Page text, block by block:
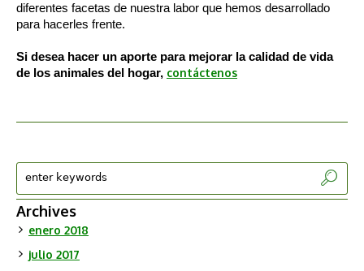
diferentes facetas de nuestra labor que hemos desarrollado
para hacerles frente.
Si desea hacer un aporte para mejorar la calidad de vida
de los animales del hogar, contáctenos
Archives
enero 2018
julio 2017